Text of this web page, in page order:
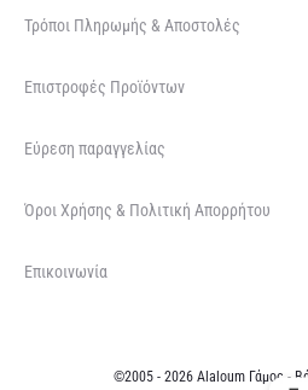
Τρόποι Πληρωμής & Αποστολές
Επιστροφές Προϊόντων
Εύρεση παραγγελίας
Όροι Χρήσης & Πολιτική Απορρήτου
Επικοινωνία
©2005 - 2026 Alaloum Γάμος -